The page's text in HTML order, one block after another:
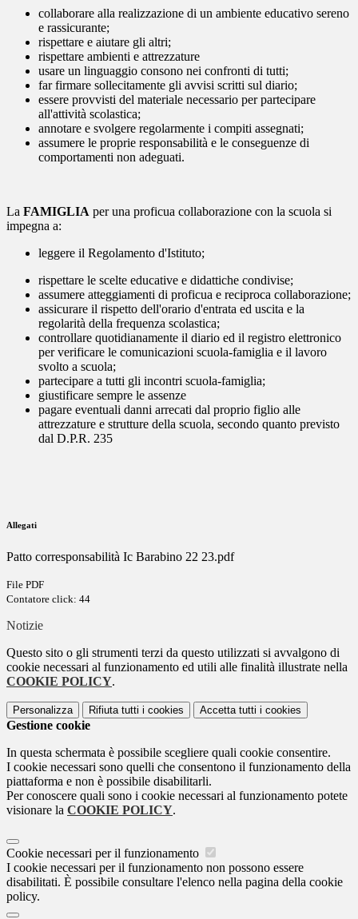
collaborare alla realizzazione di un ambiente educativo sereno
e rassicurante;
rispettare e aiutare gli altri;
rispettare ambienti e attrezzature
usare un linguaggio consono nei confronti di tutti;
far firmare sollecitamente gli avvisi scritti sul diario;
essere provvisti del materiale necessario per partecipare
all'attività scolastica;
annotare e svolgere regolarmente i compiti assegnati;
assumere le proprie responsabilità e le conseguenze di
comportamenti non adeguati.
La FAMIGLIA per una proficua collaborazione con la scuola si
impegna a:
leggere il Regolamento d'Istituto;
rispettare le scelte educative e didattiche condivise;
assumere atteggiamenti di proficua e reciproca collaborazione;
assicurare il rispetto dell'orario d'entrata ed uscita e la
regolarità della frequenza scolastica;
controllare quotidianamente il diario ed il registro elettronico
per verificare le comunicazioni scuola-famiglia e il lavoro
svolto a scuola;
partecipare a tutti gli incontri scuola-famiglia;
giustificare sempre le assenze
pagare eventuali danni arrecati dal proprio figlio alle
attrezzature e strutture della scuola, secondo quanto previsto
dal D.P.R. 235
Allegati
Patto corresponsabilità Ic Barabino 22 23.pdf
File PDF
Contatore click: 44
Notizie
Questo sito o gli strumenti terzi da questo utilizzati si avvalgono di
cookie necessari al funzionamento ed utili alle finalità illustrate nella
COOKIE POLICY.
Personalizza Rifiuta tutti i cookies Accetta tutti i cookies
Gestione cookie
In questa schermata è possibile scegliere quali cookie consentire.
I cookie necessari sono quelli che consentono il funzionamento della
piattaforma e non è possibile disabilitarli.
Per conoscere quali sono i cookie necessari al funzionamento potete
visionare la COOKIE POLICY.
Cookie necessari per il funzionamento
I cookie necessari per il funzionamento non possono essere
disabilitati. È possibile consultare l'elenco nella pagina della cookie
policy.